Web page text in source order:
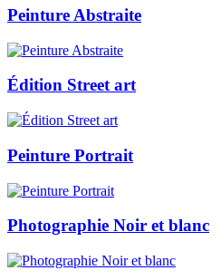
Peinture Abstraite
Édition Street art
Peinture Portrait
Photographie Noir et blanc